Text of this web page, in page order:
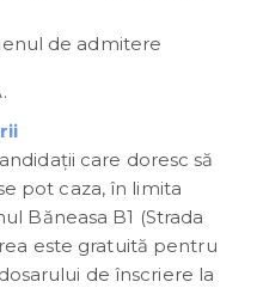
de admitere
care doresc să
pot caza, în limita
Băneasa B1 (Strada
este gratuită pentru
de înscriere la